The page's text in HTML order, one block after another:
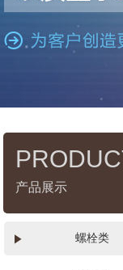
产品展示
螺栓类